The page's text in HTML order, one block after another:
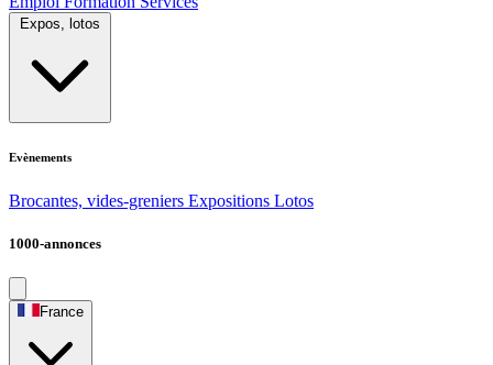
Expos, lotos
Evènements
Brocantes, vides-greniers Expositions Lotos
1000-annonces
France